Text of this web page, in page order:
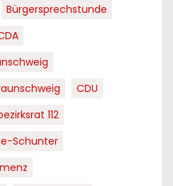
Bürgersprechstunde
CDU
112
Schunter